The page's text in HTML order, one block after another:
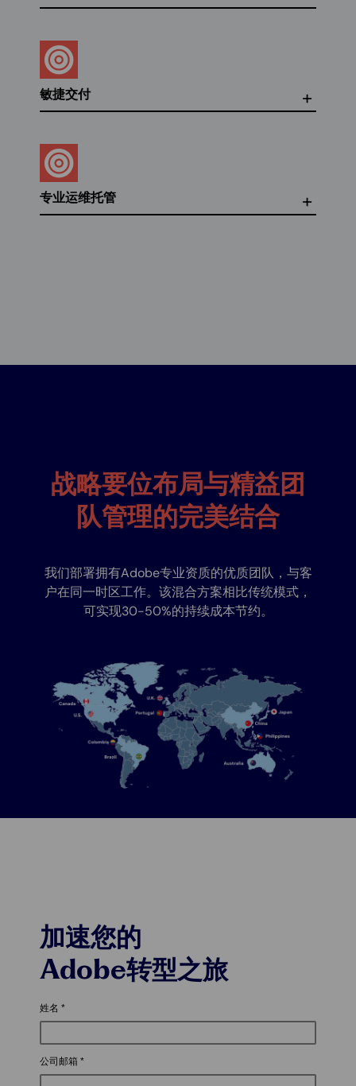
敏捷交付
专业运维托管
战略要位布局与精益团
队管理的完美结合
我们部署拥有Adobe专业资质的优质团队，与客
户在同一时区工作。该混合方案相比传统模式，
可实现30-50%的持续成本节约。
加速您的
Adobe转型之旅